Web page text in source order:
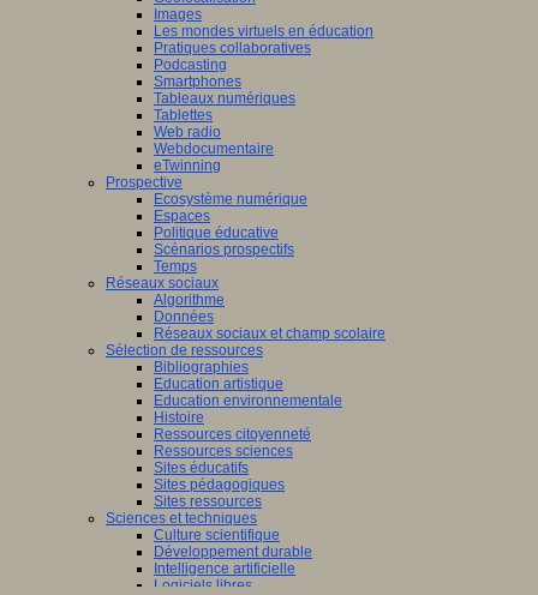
Images
Les mondes virtuels en éducation
Pratiques collaboratives
Podcasting
Smartphones
Tableaux numériques
Tablettes
Web radio
Webdocumentaire
eTwinning
Prospective
Ecosystème numérique
Espaces
Politique éducative
Scénarios prospectifs
Temps
Réseaux sociaux
Algorithme
Données
Réseaux sociaux et champ scolaire
Sélection de ressources
Bibliographies
Education artistique
Education environnementale
Histoire
Ressources citoyenneté
Ressources sciences
Sites éducatifs
Sites pédagogiques
Sites ressources
Sciences et techniques
Culture scientifique
Développement durable
Intelligence artificielle
Logiciels libres